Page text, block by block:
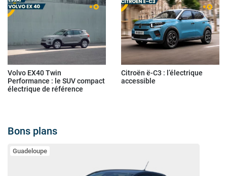
Volvo EX40 Twin
Performance : le SUV compact
électrique de référence
Citroën ë-C3 : l’électrique
accessible
Bons plans
Guadeloupe